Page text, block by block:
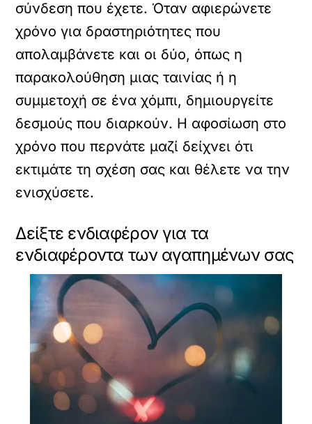
σύνδεση που έχετε. Όταν αφιερώνετε
χρόνο για δραστηριότητες που
απολαμβάνετε και οι δύο, όπως η
παρακολούθηση μιας ταινίας ή η
συμμετοχή σε ένα χόμπι, δημιουργείτε
δεσμούς που διαρκούν. Η αφοσίωση στο
χρόνο που περνάτε μαζί δείχνει ότι
εκτιμάτε τη σχέση σας και θέλετε να την
ενισχύσετε.
Δείξτε ενδιαφέρον για τα
ενδιαφέροντα των αγαπημένων σας